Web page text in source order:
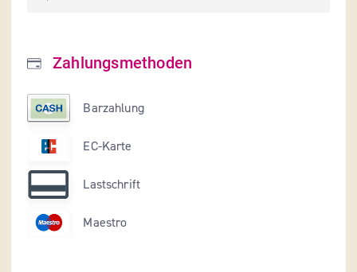
Zahlungsmethoden
Barzahlung
EC-Karte
Lastschrift
Maestro